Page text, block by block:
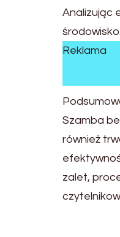
Analizując
środowisko.
Reklama
Szamba
również
zalet,